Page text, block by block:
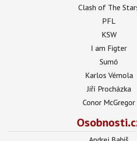
Clash of The
PFL
KSW
I am Figter
Sumó
Karlos Vémola
Jiří Procházka
Conor McGregor